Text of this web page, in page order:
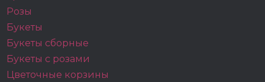
Розы
Букеты
Букеты сборные
Букеты с розами
Цветочные корзины